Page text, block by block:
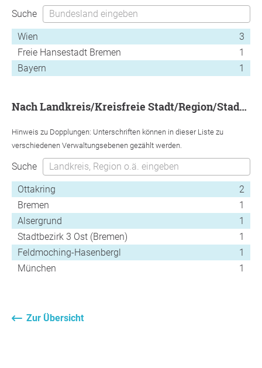
Suche
Wien
3
Freie Hansestadt Bremen
1
Bayern
1
nach Landkreis/Kreisfreie Stadt/Region/Stadtbezirk
Hinweis zu Dopplungen: Unterschriften können in dieser Liste zu
verschiedenen Verwaltungsebenen gezählt werden.
Suche
Ottakring
2
Bremen
1
Alsergrund
1
Stadtbezirk 3 Ost (Bremen)
1
Feldmoching-Hasenbergl
1
München
1
Zur Übersicht